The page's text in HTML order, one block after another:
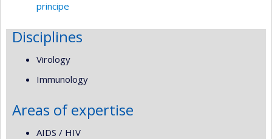
principe
Disciplines
Virology
Immunology
Areas of expertise
AIDS / HIV